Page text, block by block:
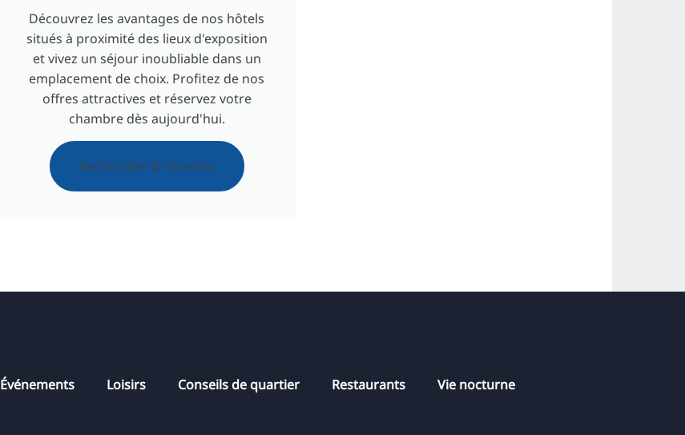
Découvrez les avantages de nos hôtels
situés à proximité des lieux d'exposition
et vivez un séjour inoubliable dans un
emplacement de choix. Profitez de nos
offres attractives et réservez votre
chambre dès aujourd'hui.
Rechercher & réserver
Événements Loisirs Conseils de quartier Restaurants Vie nocturne